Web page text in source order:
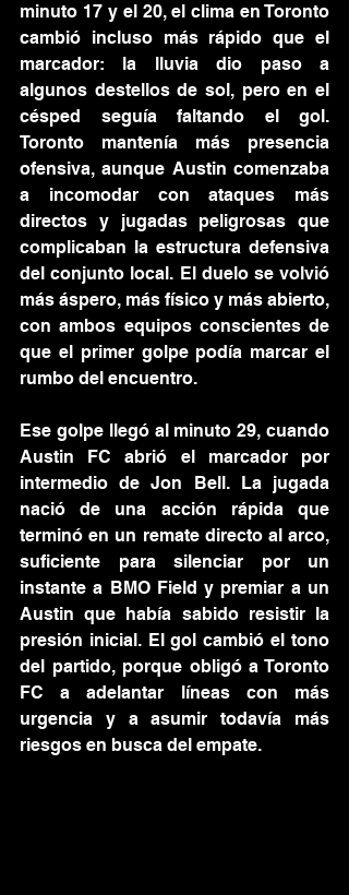
minuto 17 y el 20, el clima en Toronto
cambió incluso más rápido que el
marcador: la lluvia dio paso a
algunos destellos de sol, pero en el
césped seguía faltando el gol.
Toronto mantenía más presencia
ofensiva, aunque Austin comenzaba
a incomodar con ataques más
directos y jugadas peligrosas que
complicaban la estructura defensiva
del conjunto local. El duelo se volvió
más áspero, más físico y más abierto,
con ambos equipos conscientes de
que el primer golpe podía marcar el
rumbo del encuentro.
Ese golpe llegó al minuto 29, cuando
Austin FC abrió el marcador por
intermedio de Jon Bell. La jugada
nació de una acción rápida que
terminó en un remate directo al arco,
suficiente para silenciar por un
instante a BMO Field y premiar a un
Austin que había sabido resistir la
presión inicial. El gol cambió el tono
del partido, porque obligó a Toronto
FC a adelantar líneas con más
urgencia y a asumir todavía más
riesgos en busca del empate.